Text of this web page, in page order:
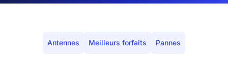
Antennes Meilleurs forfaits Pannes